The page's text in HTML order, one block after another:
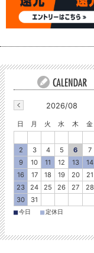
2026/08
日 月 火 水 木 金
2
3 4 5 6 7
9
10 11 12 13 14
16
17 18 19 20 21
23
24 25 26 27 28
30
31
■今日 ■定休日